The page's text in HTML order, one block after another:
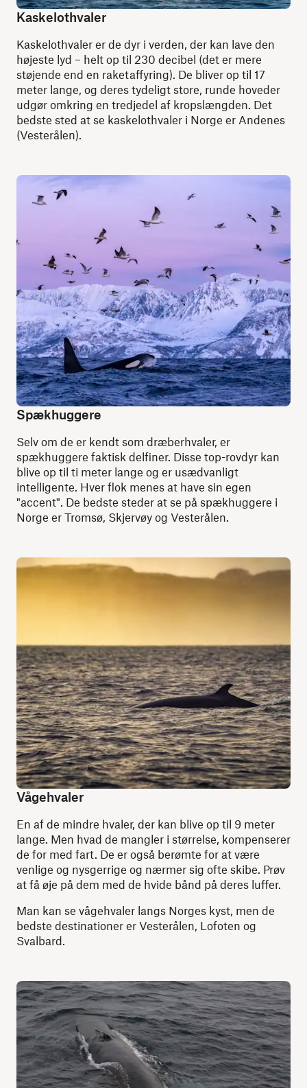
Kaskelothvaler
Kaskelothvaler er de dyr i verden, der kan lave den
højeste lyd – helt op til 230 decibel (det er mere
støjende end en raketaffyring). De bliver op til 17
meter lange, og deres tydeligt store, runde hoveder
udgør omkring en tredjedel af kropslængden. Det
bedste sted at se kaskelothvaler i Norge er Andenes
(Vesterålen).
Spækhuggere
Selv om de er kendt som dræberhvaler, er
spækhuggere faktisk delfiner. Disse top-rovdyr kan
blive op til ti meter lange og er usædvanligt
intelligente. Hver flok menes at have sin egen
"accent". De bedste steder at se på spækhuggere i
Norge er Tromsø, Skjervøy og Vesterålen.
Vågehvaler
En af de mindre hvaler, der kan blive op til 9 meter
lange. Men hvad de mangler i størrelse, kompenserer
de for med fart. De er også berømte for at være
venlige og nysgerrige og nærmer sig ofte skibe. Prøv
at få øje på dem med de hvide bånd på deres luffer.
Man kan se vågehvaler langs Norges kyst, men de
bedste destinationer er Vesterålen, Lofoten og
Svalbard.